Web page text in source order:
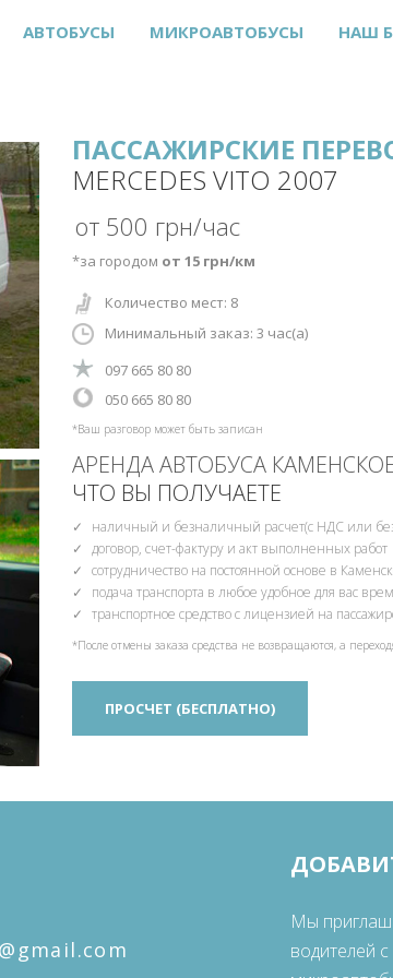
АВТОБУСЫ МИКРОАВТОБУСЫ НАШ
ПАССАЖИРСКИЕ
MERCEDES VITO 2007
от 500 грн/час
*за городом от 15 грн/км
Количество мест: 8
Минимальный заказ: 3 час(а)
‎097 665 80 80
‎‎050 665 80 80
*Ваш разговор может быть записан
АРЕНДА АВТОБУСА
ЧТО ВЫ ПОЛУЧАЕТЕ
наличный и безналичный расчет(с НДС или
договор, счет-фактуру и акт выполненных работ
сотрудничество на постоянной основе в
подача транспорта в любое удобное для вас
транспортное средство с лицензией на
*После отмены заказа средства не возвращаются, а
ПРОСЧЕТ (БЕСПЛАТНО)
Мы
водителей